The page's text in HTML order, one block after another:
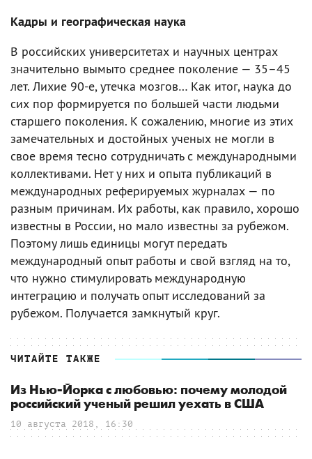
Кадры и географическая наука
В российских университетах и научных центрах
значительно вымыто среднее поколение — 35–45
лет. Лихие 90-е, утечка мозгов… Как итог, наука до
сих пор формируется по большей части людьми
старшего поколения. К сожалению, многие из этих
замечательных и достойных ученых не могли в
свое время тесно сотрудничать с международными
коллективами. Нет у них и опыта публикаций в
международных реферируемых журналах — по
разным причинам. Их работы, как правило, хорошо
известны в России, но мало известны за рубежом.
Поэтому лишь единицы могут передать
международный опыт работы и свой взгляд на то,
что нужно стимулировать международную
интеграцию и получать опыт исследований за
рубежом. Получается замкнутый круг.
ЧИТАЙТЕ ТАКЖЕ
Из Нью-Йорка с любовью: почему молодой
российский ученый решил уехать в США
10 августа 2018, 16:30